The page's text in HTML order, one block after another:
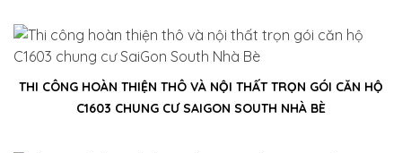
THI CÔNG HOÀN THIỆN THÔ VÀ NỘI THẤT TRỌN GÓI CĂN HỘ
C1603 CHUNG CƯ SAIGON SOUTH NHÀ BÈ